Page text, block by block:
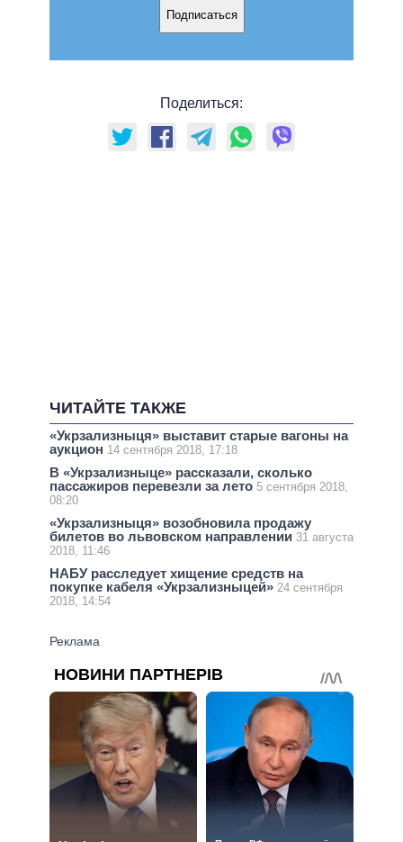
Подписаться
Поделиться:
ЧИТАЙТЕ ТАКЖЕ
«Укрзализныця» выставит старые вагоны на
аукцион 14 сентября 2018, 17:18
В «Укрзализныце» рассказали, сколько
пассажиров перевезли за лето 5 сентября 2018,
08:20
«Укрзализныця» возобновила продажу
билетов во львовском направлении 31 августа
2018, 11:46
НАБУ расследует хищение средств на
покупке кабеля «Укрзализныцей» 24 сентября
2018, 14:54